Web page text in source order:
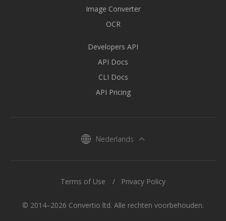
Image Converter
OCR
Developers API
API Docs
CLI Docs
API Pricing
Nederlands
© 2014–2026 Convertio ltd. Alle rechten voorbehouden.
Terms of Use Privacy Policy